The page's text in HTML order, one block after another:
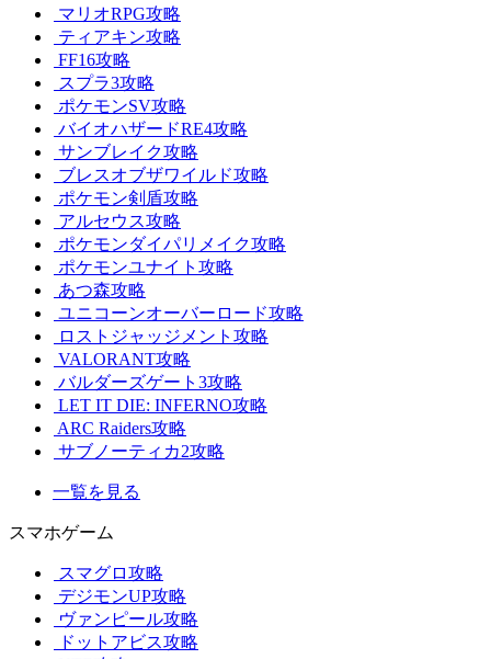
マリオRPG攻略
ティアキン攻略
FF16攻略
スプラ3攻略
ポケモンSV攻略
バイオハザードRE4攻略
サンブレイク攻略
ブレスオブザワイルド攻略
ポケモン剣盾攻略
アルセウス攻略
ポケモンダイパリメイク攻略
ポケモンユナイト攻略
あつ森攻略
ユニコーンオーバーロード攻略
ロストジャッジメント攻略
VALORANT攻略
バルダーズゲート3攻略
LET IT DIE: INFERNO攻略
ARC Raiders攻略
サブノーティカ2攻略
一覧を見る
スマホゲーム
スマグロ攻略
デジモンUP攻略
ヴァンピール攻略
ドットアビス攻略